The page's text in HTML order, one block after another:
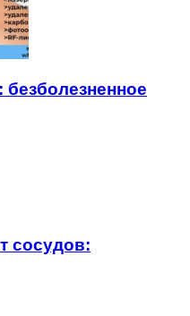
сосудов: